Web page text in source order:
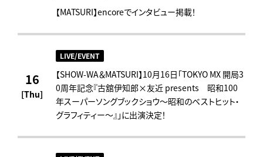
【MATSURI】encoreでインタビュー掲載！
16
[Thu]
LIVE/EVENT
【SHOW-WA＆MATSURI】10月16日「TOKYO MX 開局3
0周年記念『古舘伊知郎×友近 presents 昭和100
年スーパーソングブックショウ～昭和のベストヒット・
グラフィティー～』」に出演決定！